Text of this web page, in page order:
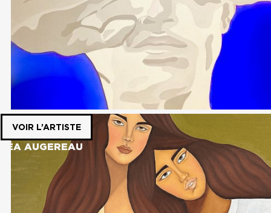
VOIR L’ARTISTE
LÉA AUGEREAU
POUR UNE NOUVELLE APPROCHE DE L’ART
CONTEMPORAIN